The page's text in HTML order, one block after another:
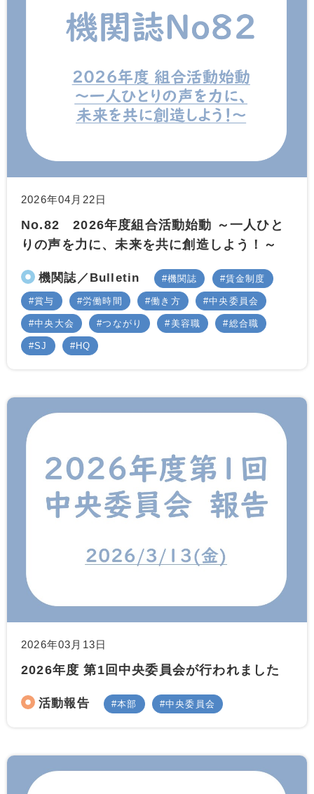
2026年04月22日
No.82 2026年度組合活動始動 ～一人ひと
りの声を力に、未来を共に創造しよう！～
機関誌／Bulletin 機関誌 賃金制度
賞与 労働時間 働き方 中央委員会
中央大会 つながり 美容職 総合職
SJ HQ
2026年03月13日
2026年度 第1回中央委員会が行われました
活動報告 本部 中央委員会